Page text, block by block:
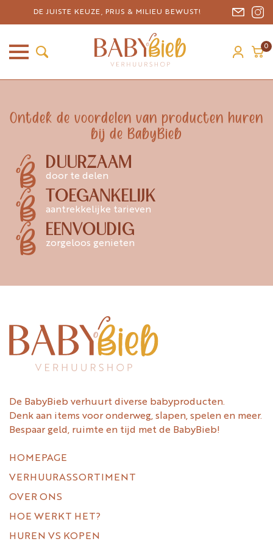
DE JUISTE KEUZE, PRIJS & MILIEU BEWUST!
0
Ontdek de voordelen van producten huren
bij de BabyBieb
DUURZAAM
door te delen
TOEGANKELIJK
aantrekkelijke tarieven
EENVOUDIG
zorgeloos genieten
De BabyBieb verhuurt diverse babyproducten.
Denk aan items voor onderweg, slapen, spelen en meer.
Bespaar geld, ruimte en tijd met de BabyBieb!
HOMEPAGE
VERHUURASSORTIMENT
OVER ONS
HOE WERKT HET?
HUREN VS KOPEN